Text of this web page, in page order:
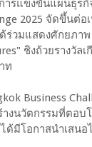
รแข่งขันแผนธุร
2025 จัดขึ้นต่
ร่วมแสดงศักยภ
ชิงถ้วยรางวัล
ท
Business
างนวัตกรรมที่ตอ
ด้มีโอกาสนำเสน